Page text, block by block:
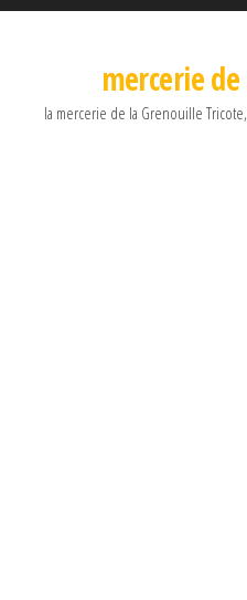
mercerie
la mercerie de la Grenouille